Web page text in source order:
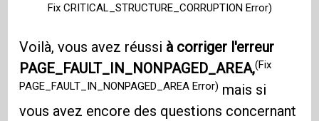
Fix CRITICAL_STRUCTURE_CORRUPTION Error)
Voilà, vous avez réussi à corriger l'erreur
PAGE_FAULT_IN_NONPAGED_AREA,(Fix
PAGE_FAULT_IN_NONPAGED_AREA Error) mais si
vous avez encore des questions concernant